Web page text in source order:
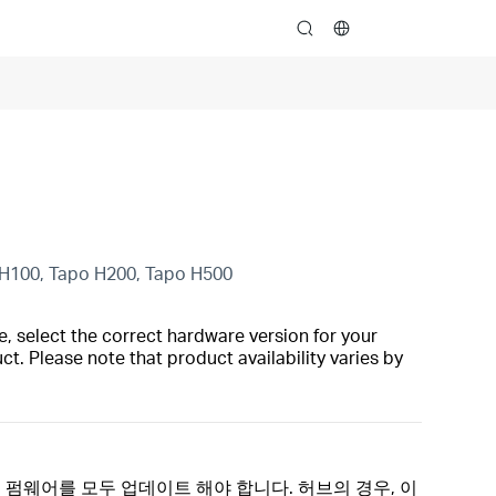
search
Tapo H200, Tapo H500
select the correct hardware version for your
Please note that product availability varies by
웨어를 모두 업데이트 해야 합니다. 허브의 경우, 이